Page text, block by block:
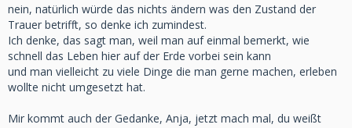
nein, natürlich würde das nichts ändern was den Zustand der
Trauer betrifft, so denke ich zumindest.
Ich denke, das sagt man, weil man auf einmal bemerkt, wie
schnell das Leben hier auf der Erde vorbei sein kann
und man vielleicht zu viele Dinge die man gerne machen, erleben
wollte nicht umgesetzt hat.
Mir kommt auch der Gedanke, Anja, jetzt mach mal, du weißt